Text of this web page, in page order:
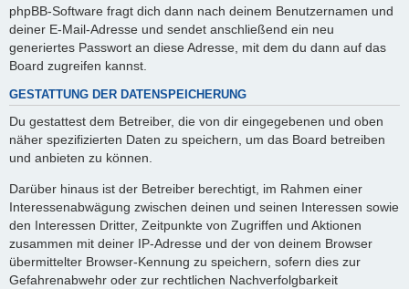
phpBB-Software fragt dich dann nach deinem Benutzernamen und
deiner E-Mail-Adresse und sendet anschließend ein neu
generiertes Passwort an diese Adresse, mit dem du dann auf das
Board zugreifen kannst.
GESTATTUNG DER DATENSPEICHERUNG
Du gestattest dem Betreiber, die von dir eingegebenen und oben
näher spezifizierten Daten zu speichern, um das Board betreiben
und anbieten zu können.
Darüber hinaus ist der Betreiber berechtigt, im Rahmen einer
Interessenabwägung zwischen deinen und seinen Interessen sowie
den Interessen Dritter, Zeitpunkte von Zugriffen und Aktionen
zusammen mit deiner IP-Adresse und der von deinem Browser
übermittelter Browser-Kennung zu speichern, sofern dies zur
Gefahrenabwehr oder zur rechtlichen Nachverfolgbarkeit